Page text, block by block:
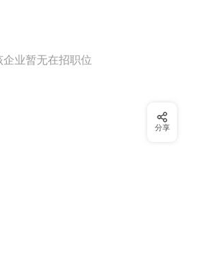
企业暂无在招职位
分享